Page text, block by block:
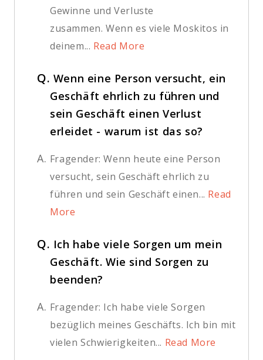
Gewinne und Verluste
zusammen. Wenn es viele Moskitos in
deinem... Read More
Q. Wenn eine Person versucht, ein
Geschäft ehrlich zu führen und
sein Geschäft einen Verlust
erleidet - warum ist das so?
A. Fragender: Wenn heute eine Person
versucht, sein Geschäft ehrlich zu
führen und sein Geschäft einen... Read
More
Q. Ich habe viele Sorgen um mein
Geschäft. Wie sind Sorgen zu
beenden?
A. Fragender: Ich habe viele Sorgen
bezüglich meines Geschäfts. Ich bin mit
vielen Schwierigkeiten... Read More